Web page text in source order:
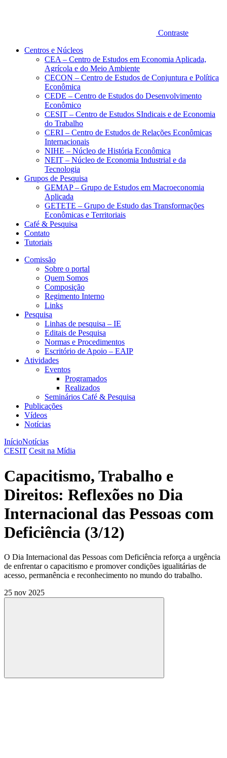
Contraste
Centros e Núcleos
CEA – Centro de Estudos em Economia Aplicada,
Agrícola e do Meio Ambiente
CECON – Centro de Estudos de Conjuntura e Política
Econômica
CEDE – Centro de Estudos do Desenvolvimento
Econômico
CESIT – Centro de Estudos SIndicais e de Economia
do Trabalho
CERI – Centro de Estudos de Relações Econômicas
Internacionais
NIHE – Núcleo de História Econômica
NEIT – Núcleo de Economia Industrial e da
Tecnologia
Grupos de Pesquisa
GEMAP – Grupo de Estudos em Macroeconomia
Aplicada
GETETE – Grupo de Estudo das Transformações
Econômicas e Territoriais
Café & Pesquisa
Contato
Tutoriais
Comissão
Sobre o portal
Quem Somos
Composição
Regimento Interno
Links
Pesquisa
Linhas de pesquisa – IE
Editais de Pesquisa
Normas e Procedimentos
Escritório de Apoio – EAIP
Atividades
Eventos
Programados
Realizados
Seminários Café & Pesquisa
Publicações
Vídeos
Notícias
InícioNotícias
CESIT Cesit na Mídia
Capacitismo, Trabalho e
Direitos: Reflexões no Dia
Internacional das Pessoas com
Deficiência (3/12)
O Dia Internacional das Pessoas com Deficiência reforça a urgência
de enfrentar o capacitismo e promover condições igualitárias de
acesso, permanência e reconhecimento no mundo do trabalho.
25 nov 2025
Compartilhar